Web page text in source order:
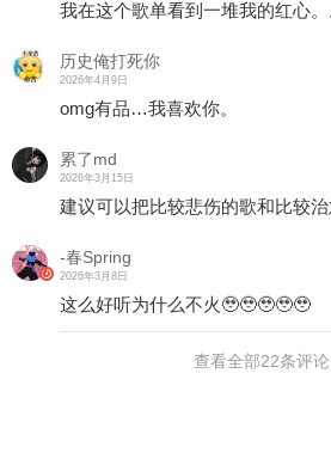
我在这个歌单看到一堆我的红心。
历史俺打死你
2026年4月9日
omg有品…我喜欢你。
累了md
2026年3月15日
建议可以把比较悲伤的歌和比较
-春Spring
2026年3月8日
这么好听为什么不火🥹🥹🥹🥹🥹
查看全部22条评论